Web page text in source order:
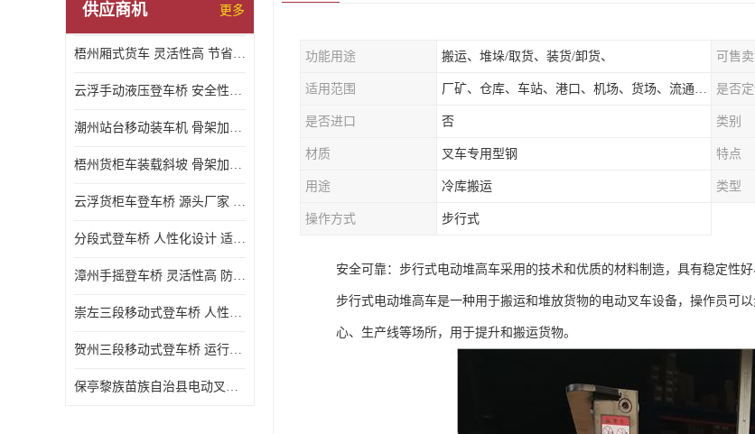
供应商机 更多
梧州厢式货车 灵活性高 节省空间
云浮手动液压登车桥 安全性较高 节省空间
潮州站台移动装车机 骨架加密 承载更强 皇加力机械设备厂
梧州货柜车装载斜坡 骨架加密 承载更强 皇加力机械设备厂
云浮货柜车登车桥 源头厂家 提高装卸作业效率
分段式登车桥 人性化设计 适用性广
漳州手摇登车桥 灵活性高 防滑性能好
崇左三段移动式登车桥 人性化设计 防滑性能好
贺州三段移动式登车桥 运行可靠 防滑性能好
保亭黎族苗族自治县电动叉车 性能稳定 运行平稳
功能用途 搬运、堆垛/取货、装货/卸货、 可售
适用范围 厂矿、仓库、车站、港口、机场、货场、流通中心和配送中心等场所 是否定
是否进口 否 类别
材质 叉车专用型钢 特点
用途 冷库搬运 类型
操作方式 步行式
安全可靠：步行式电动堆高车采用的技术和优质的材料制造，具有稳定性
步行式电动堆高车是一种用于搬运和堆放货物的电动叉车设备，操作员可
心、生产线等场所，用于提升和搬运货物。